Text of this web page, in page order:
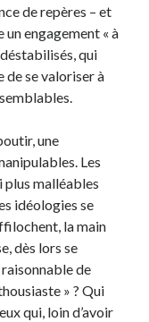
de repères – et
engagement « à
qui
de se valoriser à
une
Les
plus malléables
idéologies se
la main
dès lors se
de
» ? Qui
qui, loin d’avoir